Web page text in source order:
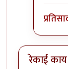
रेकाई